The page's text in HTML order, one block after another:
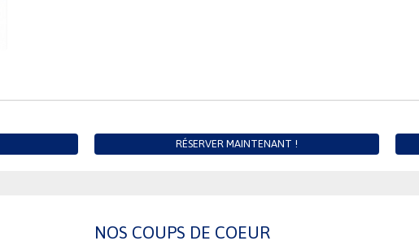
RÉSERVER MAINTENANT !
NOS COUPS DE COEUR